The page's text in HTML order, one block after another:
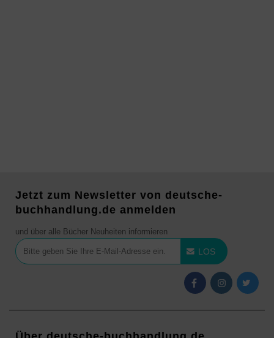
Jetzt zum Newsletter von deutsche-
buchhandlung.de anmelden
und über alle Bücher Neuheiten informieren
LOS